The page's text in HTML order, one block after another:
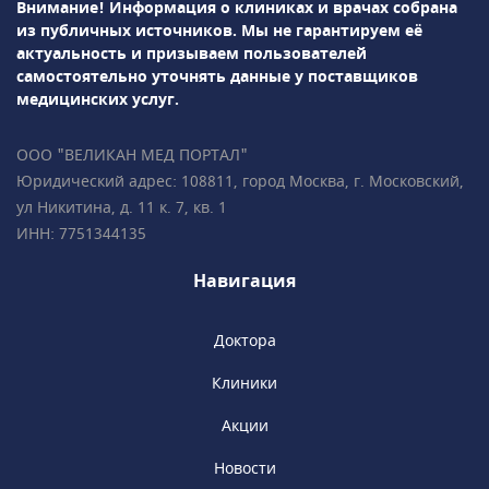
многоплодной• Гинекология,
гинекологическая
эндокринология• Репродуктология• Лабораторная
диагностикаПодробно всё объясним,
пациентов • Все врачи имеют
международные сертификаты Fetal Medicine
Foundation (Фонд медицины плода) • Всего в
2 минутах ходьбы от метро «Чистые пруды»,
Внимание! Информация о клиниках и врачах собрана
из публичных источников. Мы не гарантируем её
актуальность и призываем пользователей
самостоятельно уточнять данные у поставщиков
медицинских услуг.
ООО "ВЕЛИКАН МЕД ПОРТАЛ"
Юридический адрес: 108811, город Москва, г. Московский,
ул Никитина, д. 11 к. 7, кв. 1
ИНН: 7751344135
Навигация
Доктора
Клиники
Акции
Новости